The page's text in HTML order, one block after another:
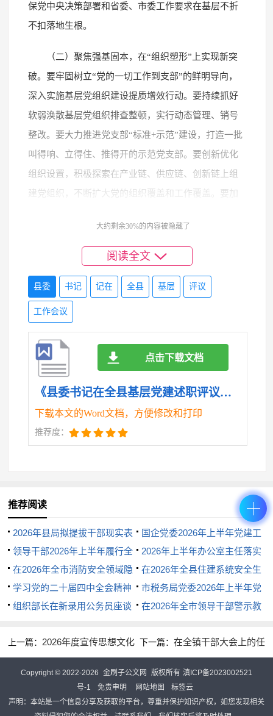
保党中央决策部署和省委、市委工作要求在基层不折
不扣落地生根。
（二）聚焦强基固本，在“组织塑形”上实现新突
破。要牢固树立“党的一切工作到支部”的鲜明导向，
深入实施基层党组织建设提质增效行动。要持续抓好
软弱涣散基层党组织排查整顿，实行动态管理、销号
整改。要大力推进党支部“标准+示范”建设，打造一批
叫得响、立得住、推得开的示范党支部。要创新优化
组织设置，积极探索在产业链、供应链、创新链上组
建党组织，不断扩大党的组织覆盖和工作覆盖。要加
员管理，健全党内关怀帮扶机制，激励广大党员在各
自岗位上发挥先锋模范作用。
（三）紧扣中心大局，在“融合赋能”上实现新作
为。要紧扣高质量发展这一首要任务，找准党建工作
服务保障中心工作的切入点和着力点。要深入推进抓
党建促乡村振兴，持续发展壮大村级集体经济，增强
基层党组织带领群众共同富裕的能力。要提升城市基
建强社区工作者队伍，完善共建共治共享机制。要推
动机关、国企、学校、医院等各领域党建工作提质增
效，破解“中梗阻”问题，提升服务效能。要着力加强
三、压实责任，在狠抓落实中凝聚“抓基层、强基
础”的强大合力
织要认真履行主体责任，党组织书记要履行好第一责
任人职责，班子成员要落实“一岗双责”，形成齐抓共
管的工作格局。要健全完善基层党建工作考核评价机
制，将抓基层党建工作情况作为领导班子和领导干部
大约剩余30%的内容被隐藏了
阅读全文
县委 书记 记在 全县 基层 评议
工作会议
《县委书记在全县基层党建述职评议工作会议上的讲话.doc》
下载本文的Word文档，方便修改和打印
推荐度：
点击下载文档
推荐阅读
2026年县局拟提拔干部现实表
现材料
国企党委2026年上半年党建工
作总结
领导干部2026年上半年履行全
面从严治党主体责任工作报告
2026年上半年办公室主任落实
全面从严治党“一岗双责”工作情
况汇报
在2026年全市消防安全领域隐
患大排查大整治集中攻坚行动动
员部署会上的讲话
在2026年全县住建系统安全生
产问题整改暨治本攻坚推进会上
的讲话
学习党的二十届四中全会精神
感悟
市税务局党委2026年上半年党
建工作总结
组织部长在新录用公务员座谈
在2026年全市领导干部警示教
上一篇： 2026年度宣传思想文化 下一篇： 在全镇干部大会上的任
Copyright © 2022-2026 金刷子公文网 版权所有 滇ICP备2023002521
号-1
免责申明 网站地图
标签云
声明：本站是一个信息分享及获取的平台，尊重并保护知识产权，如您发现相关